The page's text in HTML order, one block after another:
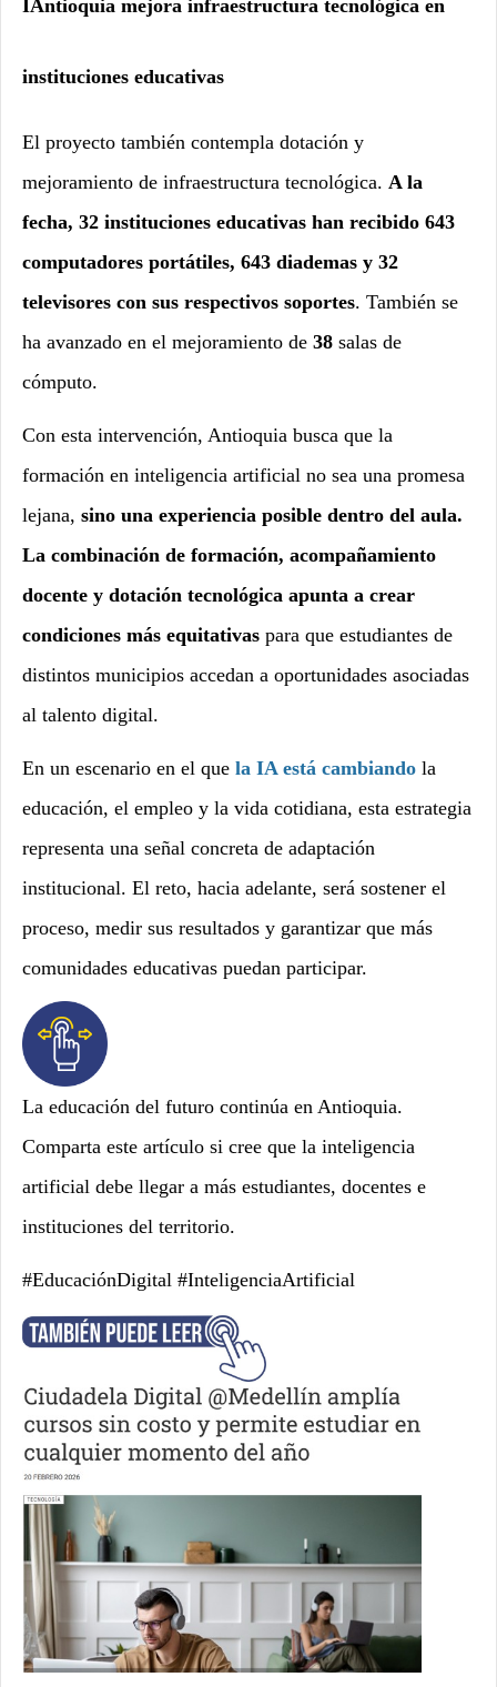
IAntioquia mejora infraestructura tecnológica en
instituciones educativas
El proyecto también contempla dotación y
mejoramiento de infraestructura tecnológica. A la
fecha, 32 instituciones educativas han recibido 643
computadores portátiles, 643 diademas y 32
televisores con sus respectivos soportes. También se
ha avanzado en el mejoramiento de 38 salas de
cómputo.
Con esta intervención, Antioquia busca que la
formación en inteligencia artificial no sea una promesa
lejana, sino una experiencia posible dentro del aula.
La combinación de formación, acompañamiento
docente y dotación tecnológica apunta a crear
condiciones más equitativas para que estudiantes de
distintos municipios accedan a oportunidades asociadas
al talento digital.
En un escenario en el que la IA está cambiando la
educación, el empleo y la vida cotidiana, esta estrategia
representa una señal concreta de adaptación
institucional. El reto, hacia adelante, será sostener el
proceso, medir sus resultados y garantizar que más
comunidades educativas puedan participar.
La educación del futuro continúa en Antioquia.
Comparta este artículo si cree que la inteligencia
artificial debe llegar a más estudiantes, docentes e
instituciones del territorio.
#EducaciónDigital #InteligenciaArtificial